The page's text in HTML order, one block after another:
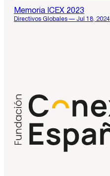
Memoria ICEX 2023
Directivos Globales — Jul 18, 2024